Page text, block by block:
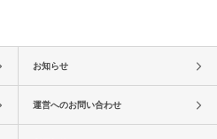
お知らせ
運営へのお問い合わせ